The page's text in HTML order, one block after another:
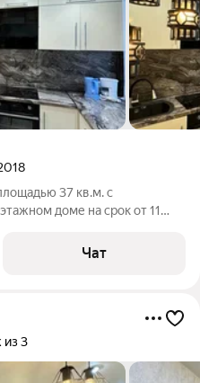
37 кв.м. с
доме на срок от 11
окна
Чат
из 3